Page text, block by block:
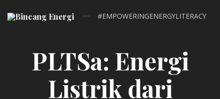
#EMPOWERINGENERGYLITERACY
PLTSa: Energi
Listrik dari